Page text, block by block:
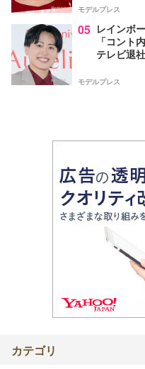
モデルプレス
05 レインボ
「コント
テレビ退
モデルプレス
カテゴリ